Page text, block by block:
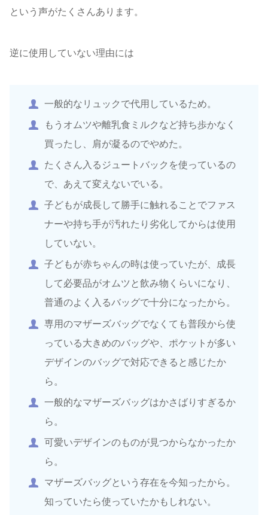
という声がたくさんあります。
逆に使用していない理由には
一般的なリュックで代用しているため。
もうオムツや離乳食ミルクなど持ち歩かなく
買ったし、肩が凝るのでやめた。
たくさん入るジュートバックを使っているの
で、あえて変えないでいる。
子どもが成長して勝手に触れることでファス
ナーや持ち手が汚れたり劣化してからは使用
していない。
子どもが赤ちゃんの時は使っていたが、成長
して必要品がオムツと飲み物くらいになり、
普通のよく入るバッグで十分になったから。
専用のマザーズバッグでなくても普段から使
っている大きめのバッグや、ポケットが多い
デザインのバッグで対応できると感じたか
ら。
一般的なマザーズバッグはかさばりすぎるか
ら。
可愛いデザインのものが見つからなかったか
ら。
マザーズバッグという存在を今知ったから。
知っていたら使っていたかもしれない。